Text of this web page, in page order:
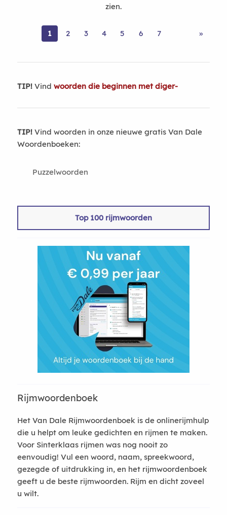
zien.
1 2 3 4 5 6 7 »
TIP!Vind woorden die beginnen met diger-
TIP!Vind woorden in onze nieuwe gratis Van Dale
Woordenboeken:
Puzzelwoorden
Top 100 rijmwoorden
Rijmwoordenboek
Het Van Dale Rijmwoordenboek is de onlinerijmhulp
die u helpt om leuke gedichten en rijmen te maken.
Voor Sinterklaas rijmen was nog nooit zo
eenvoudig! Vul een woord, naam, spreekwoord,
gezegde of uitdrukking in, en het rijmwoordenboek
geeft u de beste rijmwoorden. Rijm en dicht zoveel
u wilt.